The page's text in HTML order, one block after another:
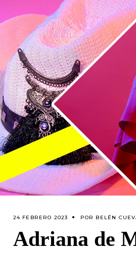
24 FEBRERO 2023 POR BELÉN
Adriana de